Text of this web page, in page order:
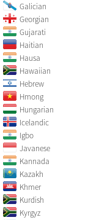
Galician
Georgian
Gujarati
Haitian
Hausa
Hawaiian
Hebrew
Hmong
Hungarian
Icelandic
Igbo
Javanese
Kannada
Kazakh
Khmer
Kurdish
Kyrgyz